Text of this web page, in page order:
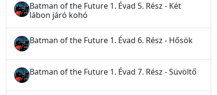
Batman of the Future 1. Évad 5. Rész - Két
lábon járó kohó
Batman of the Future 1. Évad 6. Rész - Hősök
Batman of the Future 1. Évad 7. Rész - Süvöltő